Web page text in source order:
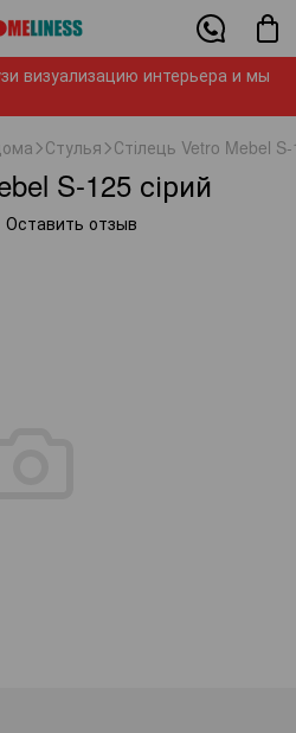
визуализацию интерьера и мы
Стулья Стілець Vetro Mebel S-
S-125 сірий
Оставить отзыв